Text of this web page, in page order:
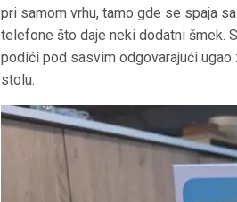
pri samom vrhu, tamo gde se spaja
telefone što daje neki dodatni šmek.
podići pod sasvim odgovarajući
stolu.